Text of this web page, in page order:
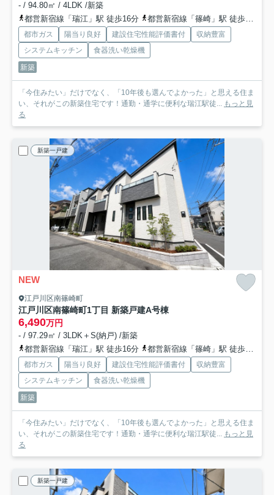
- / 94.80㎡ / 4LDK /新築
都営新宿線「瑞江」駅 徒歩16分
都営新宿線「篠崎」駅 徒歩22分
都市ガス 陽当り良好 建設住宅性能評価書付
収納豊富
システムキッチン
食器洗い乾燥機
新築
「今住みたい」だけでなく、「10年後も選んでよかった」と思える住ま
い、それがこの新築住宅です！通勤・通学に便利な瑞江駅徒... もっと見
る
新築一戸建
NEW
江戸川区南篠崎町
江戸川区南篠崎町1丁目 新築戸建A号棟
6,490万円
- / 97.29㎡ / 3LDK＋S(納戸) /新築
都営新宿線「瑞江」駅 徒歩16分
都営新宿線「篠崎」駅 徒歩22分
都市ガス 陽当り良好 建設住宅性能評価書付
収納豊富
システムキッチン
食器洗い乾燥機
新築
「今住みたい」だけでなく、「10年後も選んでよかった」と思える住ま
い、それがこの新築住宅です！通勤・通学に便利な瑞江駅徒... もっと見
る
新築一戸建